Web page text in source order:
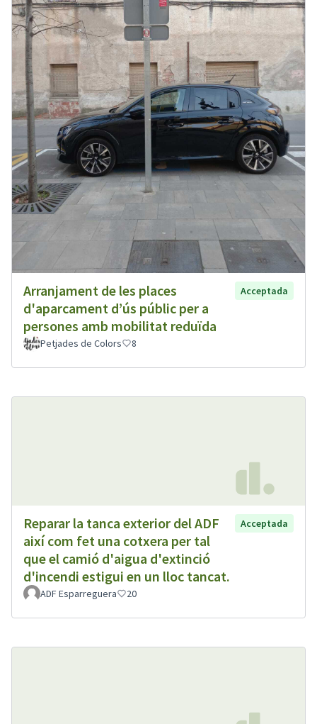
Arranjament de les places
d'aparcament d’ús públic per a
persones amb mobilitat reduïda
Acceptada
Petjades de Colors 8
Reparar la tanca exterior del ADF
així com fet una cotxera per tal
que el camió d'aigua d'extinció
d'incendi estigui en un lloc tancat.
Acceptada
ADF Esparreguera 20